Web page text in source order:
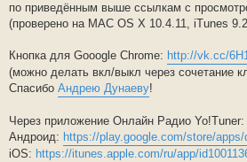
по приведённым выше ссылкам с
(проверено на MAC OS X 10.4.11, iTunes
Кнопка для Gooogle Chrome: http://vk.cc/
(можно делать вкл/выкл через сочетание
Спасибо Андрею Дунаеву!
Через приложение Онлайн Радио Yo!Tuner:
Андроид: https://play.google.com/store/
iOS: https://itunes.apple.com/ru/app/